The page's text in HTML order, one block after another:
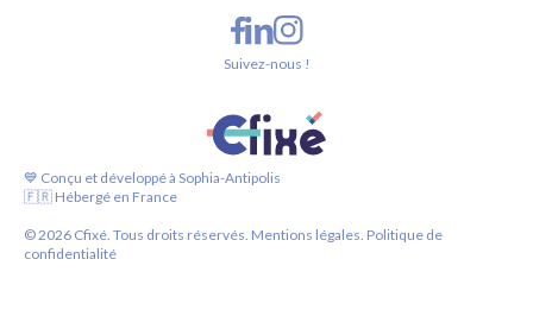
💙 Conçu et développé à Sophia-Antipolis
🇫🇷 Hébergé en France
©2026 Cfixé. Tous droits réservés. Mentions légales. Politique de
confidentialité
Suivez-nous !